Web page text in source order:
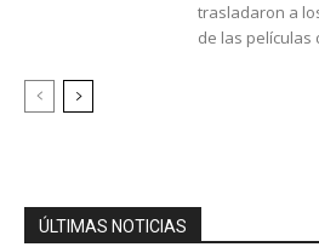
trasladaron a
de las películas
ÚLTIMAS NOTICIAS